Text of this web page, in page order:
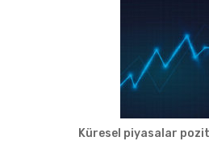
Küresel piyasalar